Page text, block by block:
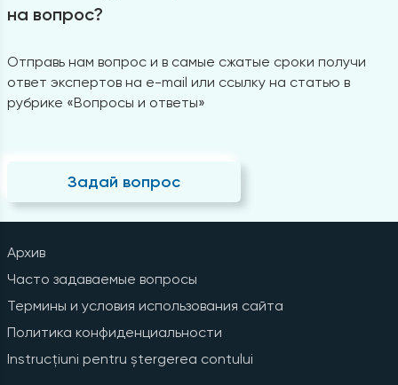
на вопрос?
Отправь нам вопрос и в самые сжатые сроки получи
ответ экспертов на e-mail или ссылку на статью в
рубрике «Вопросы и ответы»
Задай вопрос
Архив
Часто задаваемые вопросы
Термины и условия использования сайта
Политика конфиденциальности
Instrucțiuni pentru ștergerea contului